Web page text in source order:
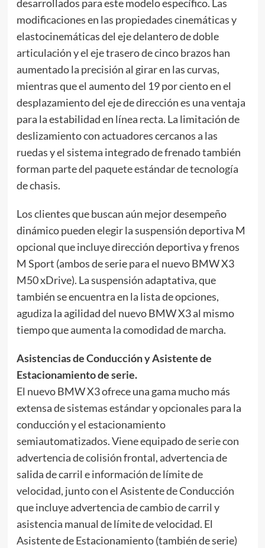
desarrollados para este modelo específico. Las
modificaciones en las propiedades cinemáticas y
elastocinemáticas del eje delantero de doble
articulación y el eje trasero de cinco brazos han
aumentado la precisión al girar en las curvas,
mientras que el aumento del 19 por ciento en el
desplazamiento del eje de dirección es una ventaja
para la estabilidad en línea recta. La limitación de
deslizamiento con actuadores cercanos a las
ruedas y el sistema integrado de frenado también
forman parte del paquete estándar de tecnología
de chasis.
Los clientes que buscan aún mejor desempeño
dinámico pueden elegir la suspensión deportiva M
opcional que incluye dirección deportiva y frenos
M Sport (ambos de serie para el nuevo BMW X3
M50 xDrive). La suspensión adaptativa, que
también se encuentra en la lista de opciones,
agudiza la agilidad del nuevo BMW X3 al mismo
tiempo que aumenta la comodidad de marcha.
Asistencias de Conducción y Asistente de
Estacionamiento de serie.
El nuevo BMW X3 ofrece una gama mucho más
extensa de sistemas estándar y opcionales para la
conducción y el estacionamiento
semiautomatizados. Viene equipado de serie con
advertencia de colisión frontal, advertencia de
salida de carril e información de límite de
velocidad, junto con el Asistente de Conducción
que incluye advertencia de cambio de carril y
asistencia manual de límite de velocidad. El
Asistente de Estacionamiento (también de serie)